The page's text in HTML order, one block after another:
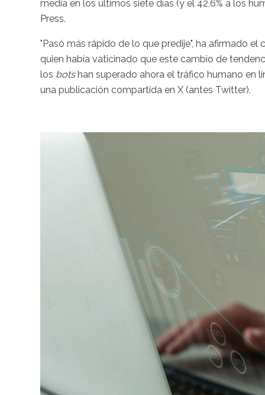
media en los últimos siete días (y el 42,6% a los
Press.
"Pasó más rápido de lo que predije", ha afirmado
quien había vaticinado que este cambio de
los botshan superado ahora el tráfico humano en
una publicación compartida en X (antes Twitter).